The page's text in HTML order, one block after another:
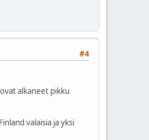
#4
alkaneet pikku
valaisia ja yksi